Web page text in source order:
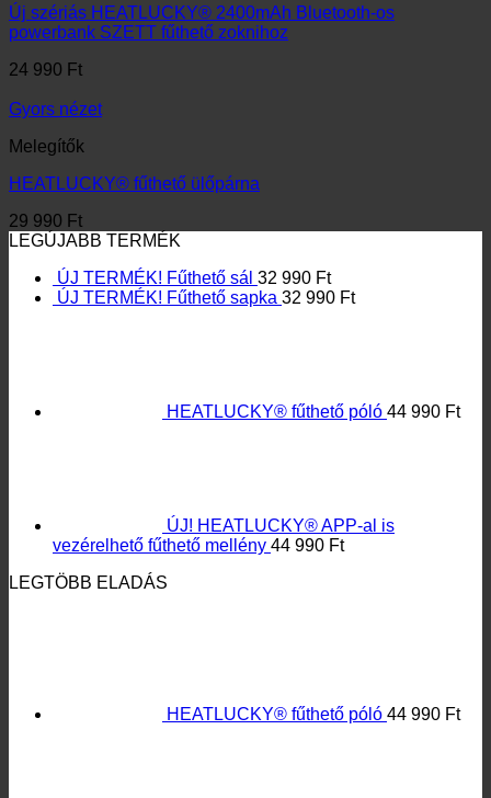
Új szériás HEATLUCKY® 2400mAh Bluetooth-os
powerbank SZETT fűthető zoknihoz
24 990 Ft
Gyors nézet
Melegítők
HEATLUCKY® fűthető ülőpárna
29 990 Ft
LEGÚJABB TERMÉK
ÚJ TERMÉK! Fűthető sál 32 990 Ft
ÚJ TERMÉK! Fűthető sapka 32 990 Ft
HEATLUCKY® fűthető póló 44 990Ft